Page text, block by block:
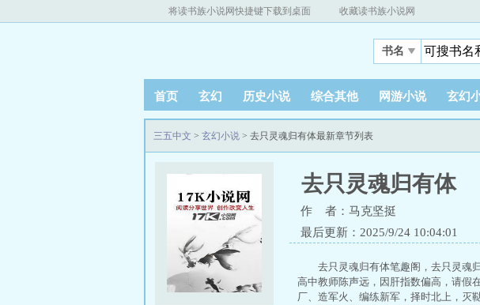
将读书族小说网快捷键下载到桌面 收藏读书族小说网
书名
首页 玄幻 历史小说 综合其他 网游小说 玄幻
三五中文 > 玄幻小说 > 去只灵魂归有体最新章节列表
去只灵魂归有体
作 者：马克坚挺
最后更新：2025/9/24 10:04:01
去只灵魂归有体笔趣阁，去只灵魂
高中教师陈声远，因肝指数偏高，请假
厂、造军火、编练新军，择时北上，灭